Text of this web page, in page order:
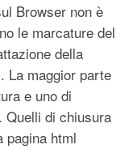
Browser non è
le marcature del
della
La maggior parte
e uno di
Quelli di chiusura
pagina html